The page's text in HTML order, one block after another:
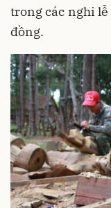
trong các nghi
đồng.